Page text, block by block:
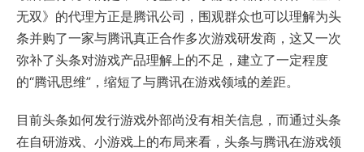
无双》的代理方正是腾讯公司，围观群众也可以理解为头
条并购了一家与腾讯真正合作多次游戏研发商，这又一次
弥补了头条对游戏产品理解上的不足，建立了一定程度
的“腾讯思维”，缩短了与腾讯在游戏领域的差距。
目前头条如何发行游戏外部尚没有相关信息，而通过头条
在自研游戏、小游戏上的布局来看，头条与腾讯在游戏领